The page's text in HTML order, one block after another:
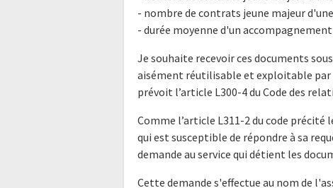
- nombre de contrats jeune majeur
- durée moyenne d'un
Je souhaite recevoir ces documents
aisément réutilisable et exploitable
prévoit l’article L300-4 du Code des
Comme l’article L311-2 du code
qui est susceptible de répondre à sa
demande au service qui détient les
Cette demande s'effectue au nom de